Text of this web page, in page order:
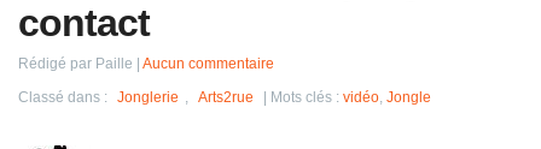
contact
Rédigé par Paille Aucun commentaire
Classé dans : Jonglerie Arts2rue Mots clés : vidéo Jongle